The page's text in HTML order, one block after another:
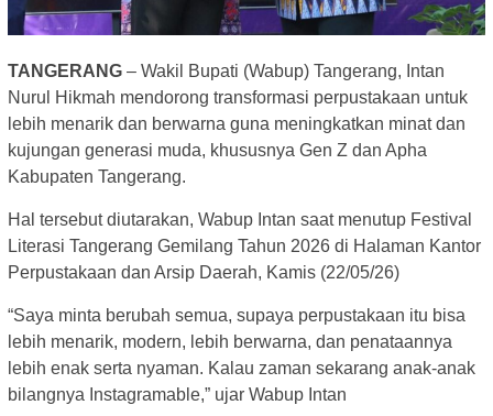
TANGERANG – Wakil Bupati (Wabup) Tangerang, Intan
Nurul Hikmah mendorong transformasi perpustakaan untuk
lebih menarik dan berwarna guna meningkatkan minat dan
kujungan generasi muda, khususnya Gen Z dan Apha
Kabupaten Tangerang.
Hal tersebut diutarakan, Wabup Intan saat menutup Festival
Literasi Tangerang Gemilang Tahun 2026 di Halaman Kantor
Perpustakaan dan Arsip Daerah, Kamis (22/05/26)
“Saya minta berubah semua, supaya perpustakaan itu bisa
lebih menarik, modern, lebih berwarna, dan penataannya
lebih enak serta nyaman. Kalau zaman sekarang anak-anak
bilangnya Instagramable,” ujar Wabup Intan